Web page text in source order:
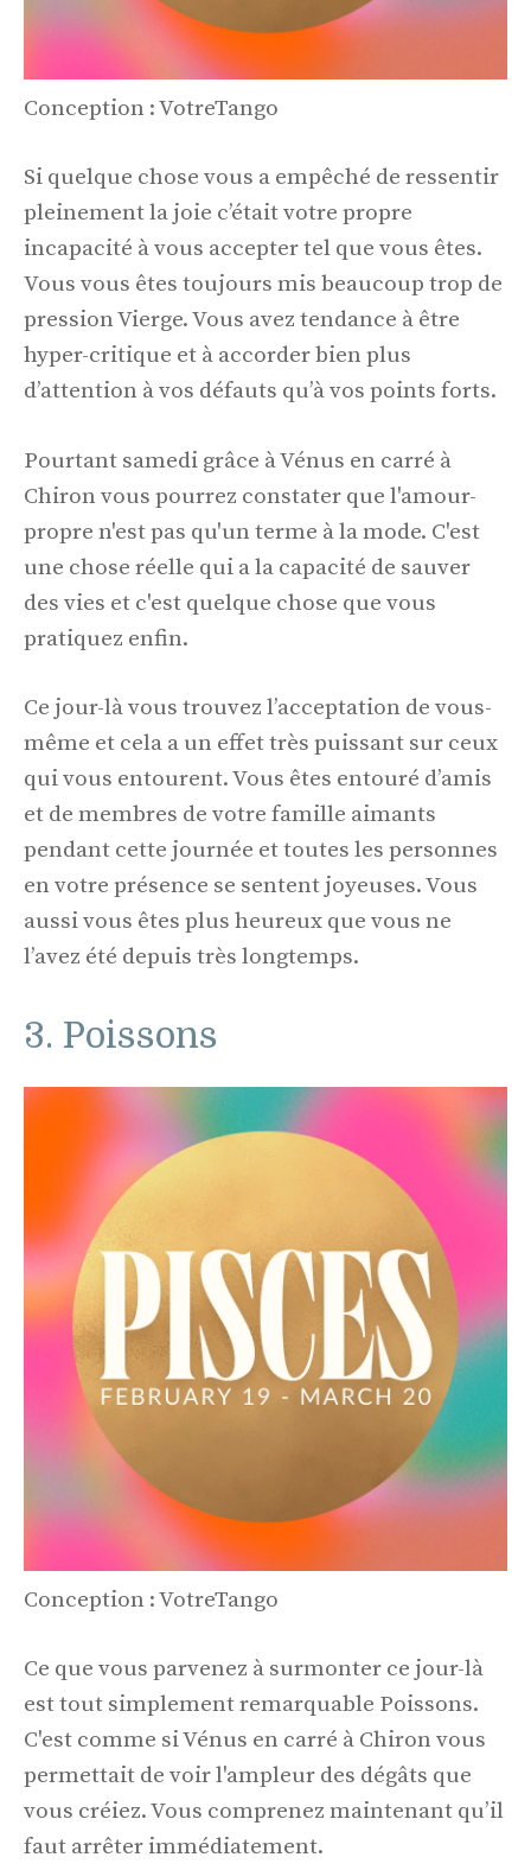
Conception : VotreTango
Si quelque chose vous a empêché de ressentir
pleinement la joie c’était votre propre
incapacité à vous accepter tel que vous êtes.
Vous vous êtes toujours mis beaucoup trop de
pression Vierge. Vous avez tendance à être
hyper-critique et à accorder bien plus
d’attention à vos défauts qu’à vos points forts.
Pourtant samedi grâce à Vénus en carré à
Chiron vous pourrez constater que l'amour-
propre n'est pas qu'un terme à la mode. C'est
une chose réelle qui a la capacité de sauver
des vies et c'est quelque chose que vous
pratiquez enfin.
Ce jour-là vous trouvez l’acceptation de vous-
même et cela a un effet très puissant sur ceux
qui vous entourent. Vous êtes entouré d’amis
et de membres de votre famille aimants
pendant cette journée et toutes les personnes
en votre présence se sentent joyeuses. Vous
aussi vous êtes plus heureux que vous ne
l’avez été depuis très longtemps.
3. Poissons
Conception : VotreTango
Ce que vous parvenez à surmonter ce jour-là
est tout simplement remarquable Poissons.
C'est comme si Vénus en carré à Chiron vous
permettait de voir l'ampleur des dégâts que
vous créiez. Vous comprenez maintenant qu’il
faut arrêter immédiatement.